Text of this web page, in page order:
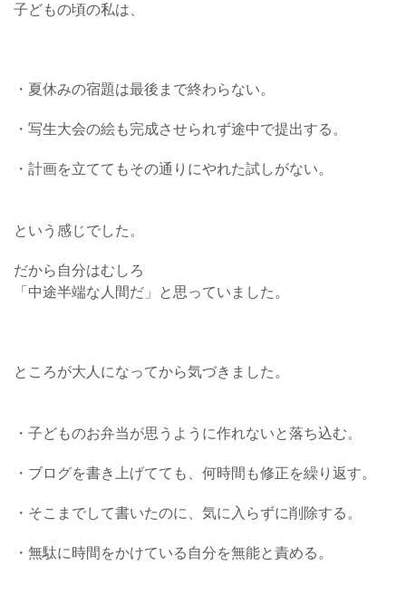
子どもの頃の私は、
・夏休みの宿題は最後まで終わらない。
・写生大会の絵も完成させられず途中で提出する。
・計画を立ててもその通りにやれた試しがない。
という感じでした。
だから自分はむしろ
「中途半端な人間だ」と思っていました。
ところが大人になってから気づきました。
・子どものお弁当が思うように作れないと落ち込む。
・ブログを書き上げてても、何時間も修正を繰り返す。
・そこまでして書いたのに、気に入らずに削除する。
・無駄に時間をかけている自分を無能と責める。